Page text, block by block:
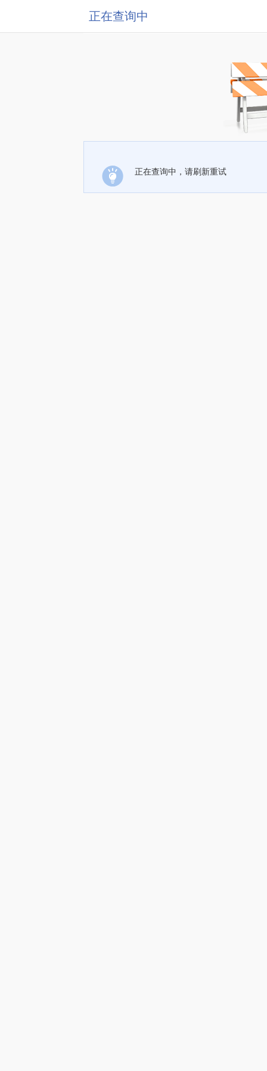
正在查询中
正在查询中，请刷新重试